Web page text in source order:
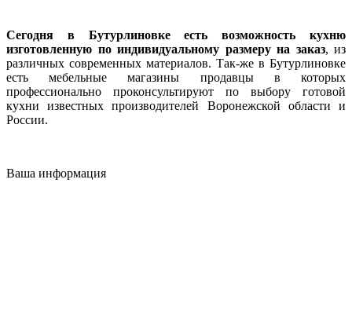
Сегодня в Бутурлиновке есть возможность кухню
изготовленную по индивидуальному размеру на заказ, из
различных современных материалов. Так-же в Бутурлиновке
есть мебельные магазины продавцы в которых
профессионально проконсультируют по выбору готовой
кухни известных производителей Воронежской области и
России.
Ваша информация